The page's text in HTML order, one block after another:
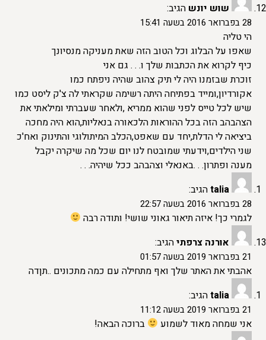
שוש יונש הגיב:
28 בפברואר 2016 בשעה 15:41
הי טליה
שאפו על הבלוג וכל הטוב הזה שאת מעניקה מנסיונך
כיף לקרוא את הכתבות שלך ו. . . גם אני
זוכרת שבזמנו היה לי תיק צהוב שהיה ניפתח כמו
אקורדיון,ומייד בפתיחה היתה רשימה שקראתי לה צ'ק ליסט כמו
שיש לכל טייס לפני שהוא ממריא ,ולאחר שעברתי ומילאתי את
הצהבהב הזה בכל ההוראות הלכאורה בנאליות,הוא היה מחכה
ביציאה לי הדלת,יחד עם שאפט,הכלב המיתולוגי והתינוק ואח'כ
שני הילדים,וידעתי שמובטח לנו יום שכל מה שיקרה יקבל
מענה ופתרון. . .באנאלי וצהבהב ככל שיהיה. . .
taliaהגיב:
28 בפברואר 2016 בשעה 22:57
לגמרי כך! איזה תיאור גאוני שושי! ותודה רבה
אורנה צרפתיהגיב:
21 בפברואר 2019 בשעה 01:57
אהבתי את האתר שלך ואף מתחילה עם כמה מתכונים ..תןדה
taliaהגיב:
21 בפברואר 2019 בשעה 11:12
אני שמחה מאוד לשמוע
ברוכה הבאה!